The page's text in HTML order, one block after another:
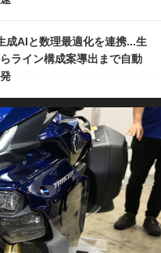
成AIと数理最適化を連携...生
ライン構成案導出まで自動